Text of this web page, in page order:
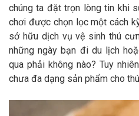
chúng ta đặt trọn lòng tin khi
chơi được chọn lọc một cách
sở hữu dịch vụ vệ sinh thú
những ngày bạn đi du lịch
qua phải không nào? Tuy
chưa đa dạng sản phẩm cho